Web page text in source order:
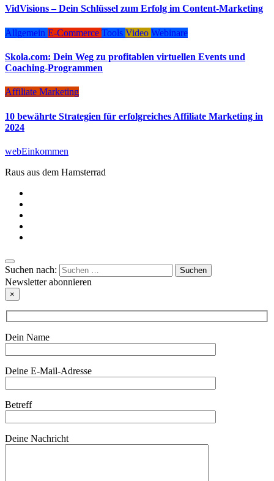
VidVisions – Dein Schlüssel zum Erfolg im Content-Marketing
Allgemein E-Commerce Tools Video Webinare
Skola.com: Dein Weg zu profitablen virtuellen Events und
Coaching-Programmen
Affiliate Marketing
10 bewährte Strategien für erfolgreiches Affiliate Marketing in
2024
webEinkommen
Raus aus dem Hamsterrad
Suchen nach:
Newsletter abonnieren
×
Dein Name
Deine E-Mail-Adresse
Betreff
Deine Nachricht